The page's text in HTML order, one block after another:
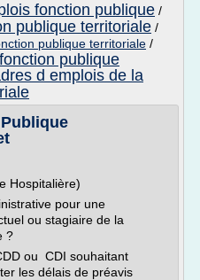
fonction publique /
publique territoriale /
publique territoriale /
publique
d emplois de la
Hospitalière)
pour une
ou stagiaire de la
?
ou CDI souhaitant
les délais de préavis